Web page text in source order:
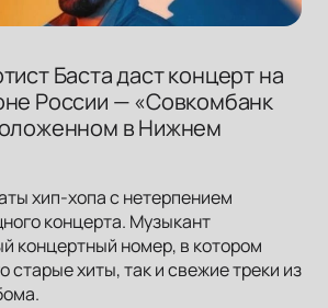
Баста даст концерт на
России — «Совкомбанк
в Нижнем
хип-хопа с нетерпением
концерта. Музыкант
концертный номер, в котором
старые хиты, так и свежие треки из